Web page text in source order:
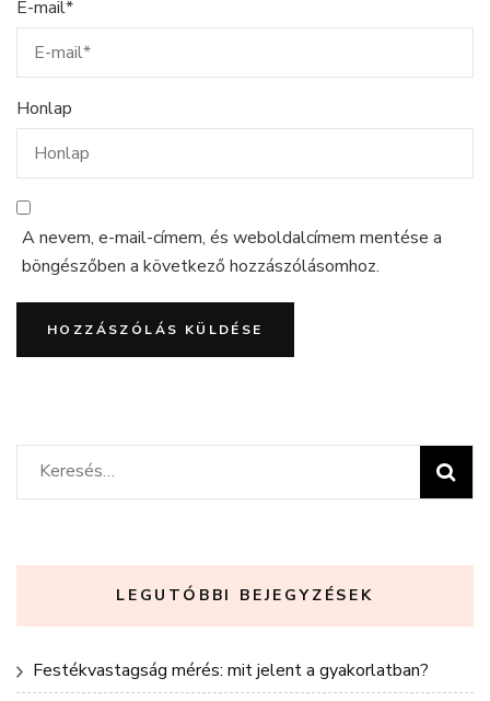
E-mail*
Honlap
A nevem, e-mail-címem, és weboldalcímem mentése a
böngészőben a következő hozzászólásomhoz.
Keresés:
LEGUTÓBBI BEJEGYZÉSEK
Festékvastagság mérés: mit jelent a gyakorlatban?